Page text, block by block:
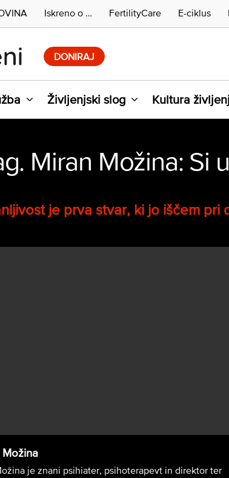
DONIRAJ
Življenjski slog Kultura
Iskreno o … FertilityCare E-ciklus
Miran Možina: Si
je prva stvar, ki jo iščem
Možina
je znani psihiater, psihoterapevt in direktor ter